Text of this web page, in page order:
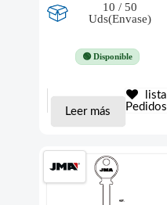
10 / 50
Uds(Envase)
🟢 Disponible
Leer más
lista
Pedidos